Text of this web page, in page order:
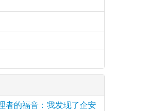
者的福音：我发现了企安